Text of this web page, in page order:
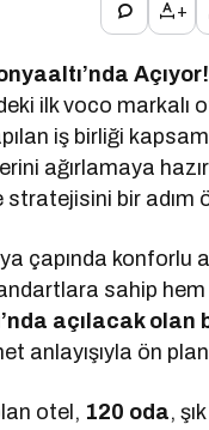
+
Açıyor!
ilk voco markalı
iş birliği
ağırlamaya
bir adım
çapında konforlu
sahip hem
açılacak olan
anlayışıyla ön
otel, 120 oda,